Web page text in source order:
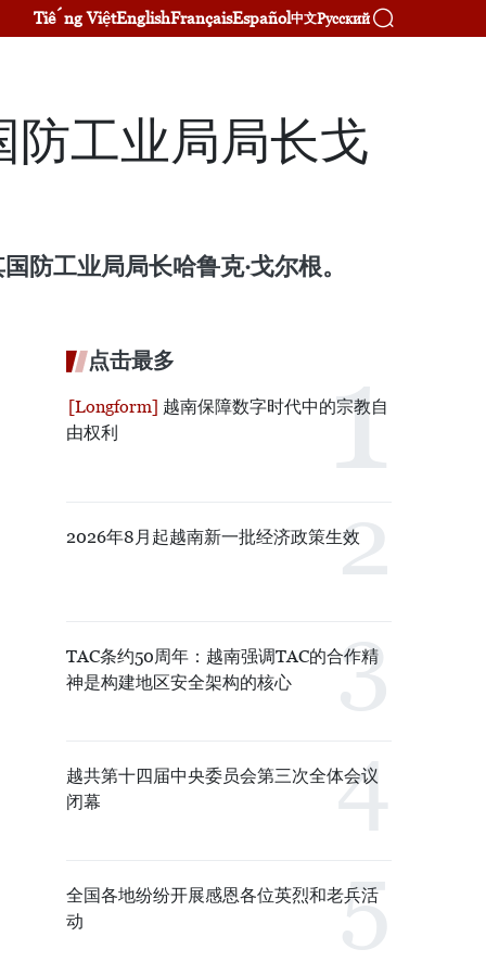
Tiếng ViệtEnglishFrançaisEspañol中文Русский
防工业局局长戈
防工业局局长哈鲁克·戈尔根。
点击最多
越南保障数字时代中的宗教自
由权利
2026年8月起越南新一批经济政策生效
TAC条约50周年：越南强调TAC的合作精
神是构建地区安全架构的核心
越共第十四届中央委员会第三次全体会议
闭幕
全国各地纷纷开展感恩各位英烈和老兵活
动